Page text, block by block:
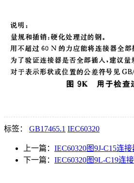
标签： GB17465.1 IEC60320
上一篇： IEC60320图9J-C15连
下一篇： IEC60320图9L-C19连